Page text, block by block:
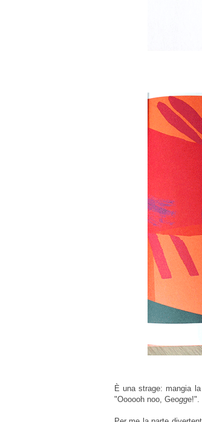
È una strage: mangia
"Oooooh noo, Geogge!".